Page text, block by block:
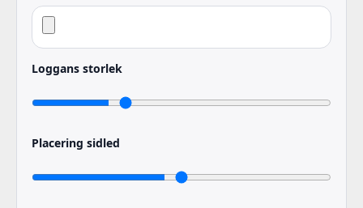
Loggans storlek
Placering sidled